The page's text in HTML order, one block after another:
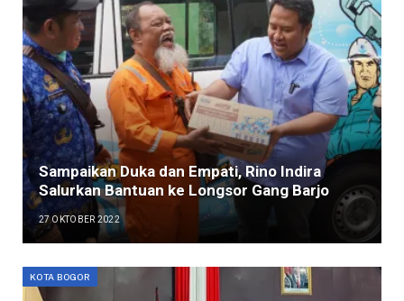
Sampaikan Duka dan Empati, Rino Indira
Salurkan Bantuan ke Longsor Gang Barjo
27 OKTOBER 2022
KOTA BOGOR